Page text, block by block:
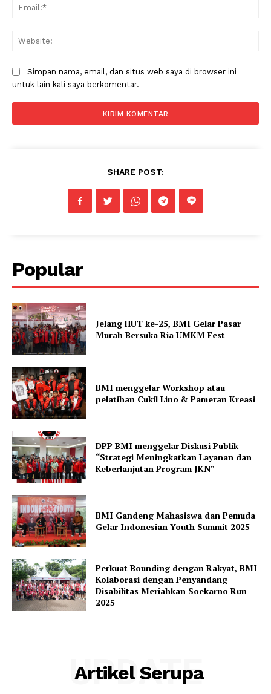
Simpan nama, email, dan situs web saya di browser ini
untuk lain kali saya berkomentar.
SHARE POST:
Popular
Jelang HUT ke-25, BMI Gelar Pasar
Murah Bersuka Ria UMKM Fest
BMI menggelar Workshop atau
pelatihan Cukil Lino & Pameran Kreasi
DPP BMI menggelar Diskusi Publik
“Strategi Meningkatkan Layanan dan
Keberlanjutan Program JKN”
BMI Gandeng Mahasiswa dan Pemuda
Gelar Indonesian Youth Summit 2025
Perkuat Bounding dengan Rakyat, BMI
Kolaborasi dengan Penyandang
Disabilitas Meriahkan Soekarno Run
2025
Artikel Serupa
UPDATE